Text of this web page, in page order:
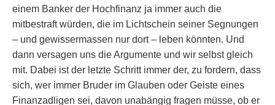
einem Banker der Hochfinanz ja immer auch die
mitbestraft würden, die im Lichtschein seiner Segnungen
– und gewissermassen nur dort – leben könnten. Und
dann versagen uns die Argumente und wir selbst gleich
mit. Dabei ist der letzte Schritt immer der, zu fordern, dass
sich, wer immer Bruder im Glauben oder Geiste eines
Finanzadligen sei, davon unabängig fragen müsse, ob er